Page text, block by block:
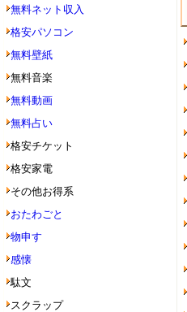
無料ネット収入
格安パソコン
無料壁紙
無料音楽
無料動画
無料占い
格安チケット
格安家電
その他お得系
おたわごと
物申す
感懐
駄文
スクラップ